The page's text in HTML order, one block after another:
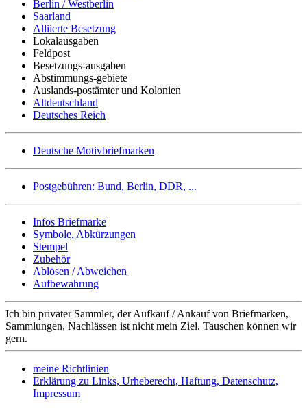
Berlin / Westberlin
Saarland
Alliierte Besetzung
Lokalausgaben
Feldpost
Besetzungs-ausgaben
Abstimmungs-gebiete
Auslands-postämter und Kolonien
Altdeutschland
Deutsches Reich
Deutsche Motivbriefmarken
Postgebühren: Bund, Berlin, DDR, ...
Infos Briefmarke
Symbole, Abkürzungen
Stempel
Zubehör
Ablösen / Abweichen
Aufbewahrung
Ich bin privater Sammler, der Aufkauf / Ankauf von Briefmarken,
Sammlungen, Nachlässen ist nicht mein Ziel. Tauschen können wir
gern.
meine Richtlinien
Erklärung zu Links, Urheberecht, Haftung, Datenschutz,
Impressum